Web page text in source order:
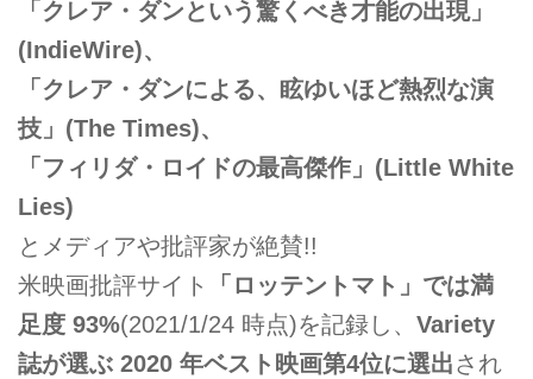
「クレア・ダンという驚くべき才能の出現」
(IndieWire)、
「クレア・ダンによる、眩ゆいほど熱烈な演
技」(The Times)、
「フィリダ・ロイドの最高傑作」(Little White
Lies)
とメディアや批評家が絶賛!!
米映画批評サイト
「ロッテントマト」では満
足度 93%(2021/1/24 時点)を記録し、 Variety
誌が選ぶ 2020 年ベスト映画第4位に選出され